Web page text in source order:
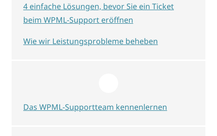
4 einfache Lösungen, bevor Sie ein Ticket
beim WPML-Support eröffnen
Wie wir Leistungsprobleme beheben
Das WPML-Supportteam kennenlernen